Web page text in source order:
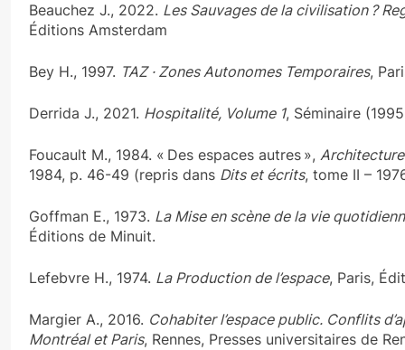
Beauchez J., 2022. Les Sauvages de la civilisation ?
Éditions Amsterdam
Bey H., 1997. TAZ · Zones Autonomes Temporaires,
Derrida J., 2021. Hospitalité, Volume 1, Séminaire
Foucault M., 1984. « Des espaces autres »,
1984, p. 46-49 (repris dans Dits et écrits, tome II –
Goffman E., 1973. La Mise en scène de la vie
Éditions de Minuit.
Lefebvre H., 1974. La Production de l’espace, Paris,
Margier A., 2016. Cohabiter l’espace public. Conflits
Montréal et Paris, Rennes, Presses universitaires de